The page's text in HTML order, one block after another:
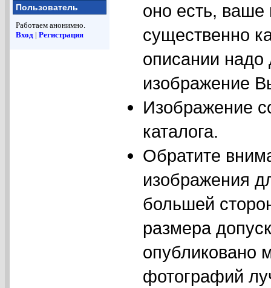
Пользователь
Работаем анонимно.
Вход | Регистрация
оно есть,
существенно
описании
изображение
Изображение
каталога.
Обратите
изображения
большей
размера
опубликовано
фотографий